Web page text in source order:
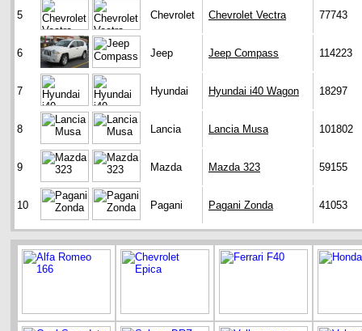
5 Chevrolet Chevrolet Vectra 77743
6 Jeep Jeep Compass 114223
7 Hyundai Hyundai i40 Wagon 18297
8 Lancia Lancia Musa 101802
9 Mazda Mazda 323 59155
10 Pagani Pagani Zonda 41053